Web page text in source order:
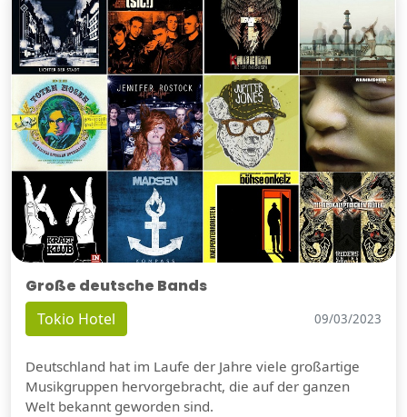
Große deutsche Bands
Tokio Hotel 09/03/2023
Deutschland hat im Laufe der Jahre viele großartige
Musikgruppen hervorgebracht, die auf der ganzen
Welt bekannt geworden sind.